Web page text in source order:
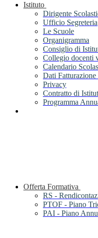
Istituto
Dirigente
Ufficio Segreteria
Le Scuole
Organigramma
Consiglio di
Collegio docenti
Calendario
Dati Fatturazione
Privacy
Contratto di
Programma
Offerta Formativa
RS -
PTOF - Piano
PAI - Piano